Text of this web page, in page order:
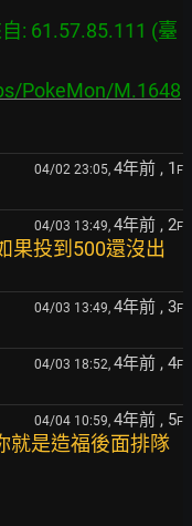
: 61.57.85.111 (臺
PokeMon/M.1648
04/02 23:05, 4年前 , 1 F
04/03 13:49, 4年前 , 2F
果投到500還沒出
04/03 13:49, 4年前 , 3F
04/03 18:52, 4年前 , 4F
04/04 10:59, 4年前 , 5F
就是造福後面排隊